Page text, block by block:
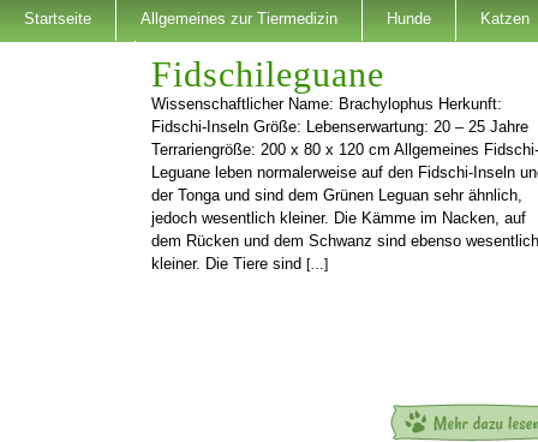
Startseite Allgemeines zur Tiermedizin Hunde Katzen
Fidschileguane
Wissenschaftlicher Name: Brachylophus Herkunft:
Fidschi-Inseln Größe: Lebenserwartung: 20 – 25 Jahre
Terrariengröße: 200 x 80 x 120 cm Allgemeines Fidschi-
Leguane leben normalerweise auf den Fidschi-Inseln
der Tonga und sind dem Grünen Leguan sehr ähnlich,
jedoch wesentlich kleiner. Die Kämme im Nacken, auf
dem Rücken und dem Schwanz sind ebenso wesentlich
kleiner. Die Tiere sind […]